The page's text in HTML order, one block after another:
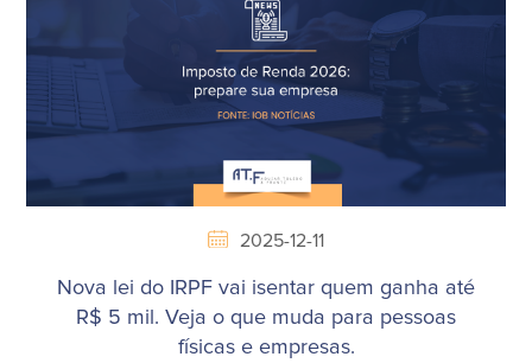
2025-12-11
Nova lei do IRPF vai isentar quem ganha até
R$ 5 mil. Veja o que muda para pessoas
físicas e empresas.